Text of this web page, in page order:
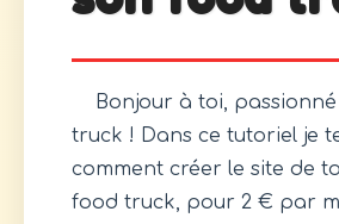
Bonjour à toi,
truck ! Dans ce tutoriel je
comment créer le site de
food truck, pour 2 € par